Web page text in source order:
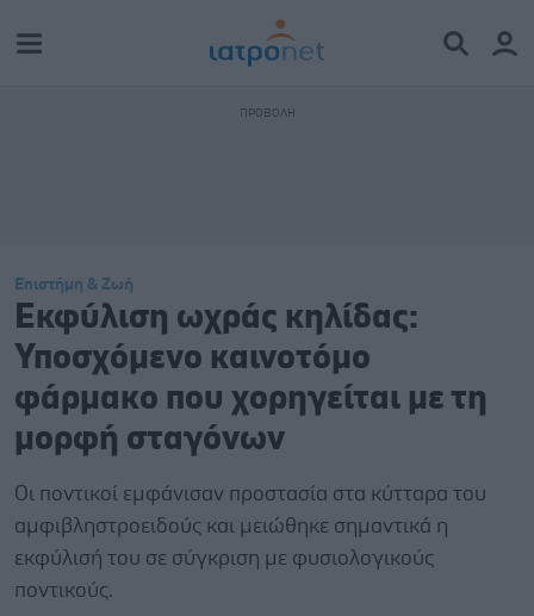
Επιστήμη & Ζωή
Εκφύλιση ωχράς κηλίδας:
Υποσχόμενο καινοτόμο
φάρμακο που χορηγείται με τη
μορφή σταγόνων
Οι ποντικοί εμφάνισαν προστασία στα κύτταρα του
αμφιβληστροειδούς και μειώθηκε σημαντικά η
εκφύλισή του σε σύγκριση με φυσιολογικούς
ποντικούς.